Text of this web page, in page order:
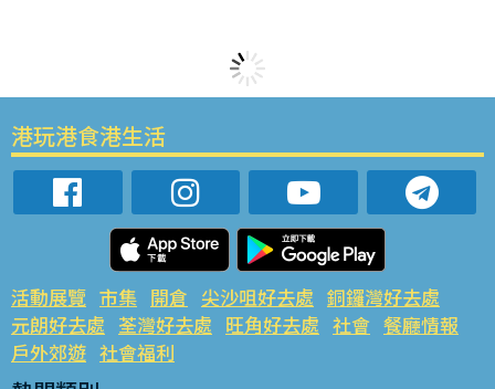
港玩港食港生活
活動展覽 市集 開倉 尖沙咀好去處 銅鑼灣好去處
元朗好去處 荃灣好去處 旺角好去處 社會 餐廳情報
戶外郊遊 社會福利